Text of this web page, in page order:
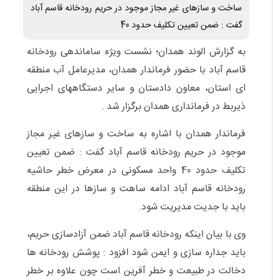
ساخت و سازهای غیر مجاز موجود در حریم رودخانه قاسم آباد
گفت : ضمن تعیین تکلیف حدود 40
به گزارش الوند همدان؛ نشست ویژه ساماندهی رودخانه
قاسم آباد با حضور فرماندار همدان، مدیرعامل آب منطقه
ای استان، معاون دادستان و سایر دستگاههای اجرایی
ذیربط در فرمانداری همدان برگزار شد .
فرماندار همدان با اشاره به ساخت و سازهای غیر مجاز
موجود در حریم رودخانه قاسم آباد گفت : ضمن تعیین
تکلیف حدود 40 واحد مسکونی در معرض خطر حاشیه
رودخانه قاسم آباد ادامه ساهت و سازها در این منطقه
باید با جدیت مدیریت شود.
وی با بیان اینکه رودخانه قاسم آباد ضمن آزادسازی حریم،
باید جداره سازی و ایمن شود افزود : پوشش رودخانه ها
دخالت در طبیعت و خطر آفرین است چون علاوه بر خطر